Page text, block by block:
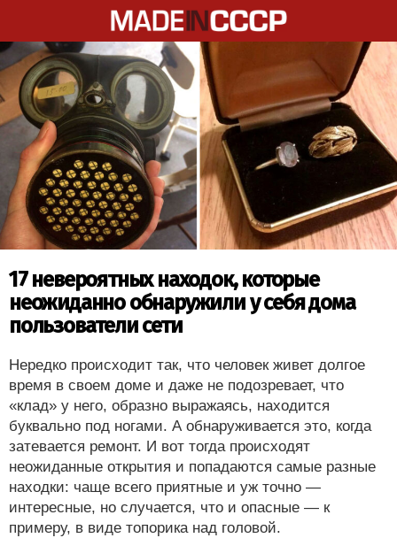
17 невероятных находок, которые
неожиданно обнаружили у себя дома
пользователи сети
Нередко происходит так, что человек живет долгое
время в своем доме и даже не подозревает, что
«клад» у него, образно выражаясь, находится
буквально под ногами. А обнаруживается это, когда
затевается ремонт. И вот тогда происходят
неожиданные открытия и попадаются самые разные
находки: чаще всего приятные и уж точно —
интересные, но случается, что и опасные — к
примеру, в виде топорика над головой.